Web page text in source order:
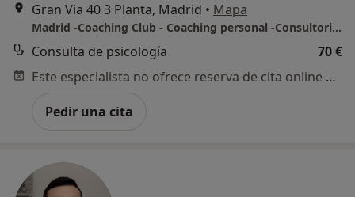
Gran Via 40 3 Planta, Madrid • Mapa
Madrid -Coaching Club - Coaching personal -Consultorio privado
Consulta de psicología
70 €
Este especialista no ofrece reserva de cita online en esta dirección.
Pedir una cita